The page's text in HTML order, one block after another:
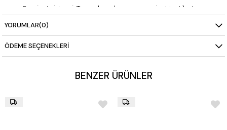
Emniyet sistemi: Termokupul ve gaz emniyet tertibatı
Kullanım: LPG veya doğalgaz uyumlu
YORUMLAR(0)
ÖDEME SEÇENEKLERI
BENZER ÜRÜNLER